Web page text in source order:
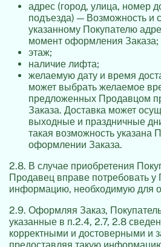
адрес (город, улица, номер
подъезда) — Возможность и
указанному Покупателю
момент оформления Заказа;
этаж;
наличие лифта;
желаемую дату и время
может выбрать желаемое
предложенных Продавцом
Заказа. Доставка может
выходные и праздничные
такая возможность указана
оформлении Заказа.
2.8. В случае приобретения
Продавец вправе потребовать у
информацию, необходимую для
2.9. Оформляя Заказ,
указанные в п.2.4, 2.7, 2.8
корректными и достоверными и